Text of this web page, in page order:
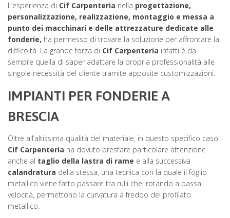
L’esperienza di Cif Carpenteria nella progettazione,
personalizzazione, realizzazione, montaggio e messa a
punto dei macchinari e delle attrezzature dedicate alle
fonderie, ha permesso di trovare la soluzione per affrontare la
difficoltà. La grande forza di Cif Carpenteria infatti è da
sempre quella di saper adattare la propria professionalità alle
singole necessità del cliente tramite apposite customizzazioni.
IMPIANTI PER FONDERIE A
BRESCIA
Oltre all’altissima qualità del materiale, in questo specifico caso
Cif Carpenteria ha dovuto prestare particolare attenzione
anche al taglio della lastra di rame e alla successiva
calandratura della stessa, una tecnica con la quale il foglio
metallico viene fatto passare tra rulli che, rotando a bassa
velocità, permettono la curvatura a freddo del profilato
metallico.